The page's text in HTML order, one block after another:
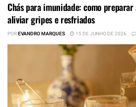
Chás para imunidade: como
aliviar gripes e resfriados
POREVANDRO MARQUES 15 DE JUNHO DE 2026